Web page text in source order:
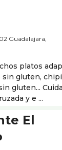
Guadalajara,
platos
sin gluten,
gluten...
y e ...
El